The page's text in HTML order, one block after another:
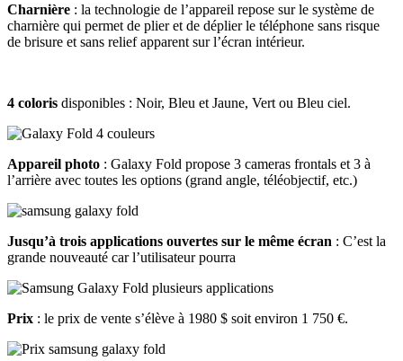
Charnière : la technologie de l’appareil repose sur le système de
charnière qui permet de plier et de déplier le téléphone sans risque
de brisure et sans relief apparent sur l’écran intérieur.
4 coloris disponibles : Noir, Bleu et Jaune, Vert ou Bleu ciel.
Appareil photo : Galaxy Fold propose 3 cameras frontals et 3 à
l’arrière avec toutes les options (grand angle, téléobjectif, etc.)
Jusqu’à trois applications ouvertes sur le même écran : C’est la
grande nouveauté car l’utilisateur pourra
Prix : le prix de vente s’élève à 1980 $ soit environ 1 750 €.